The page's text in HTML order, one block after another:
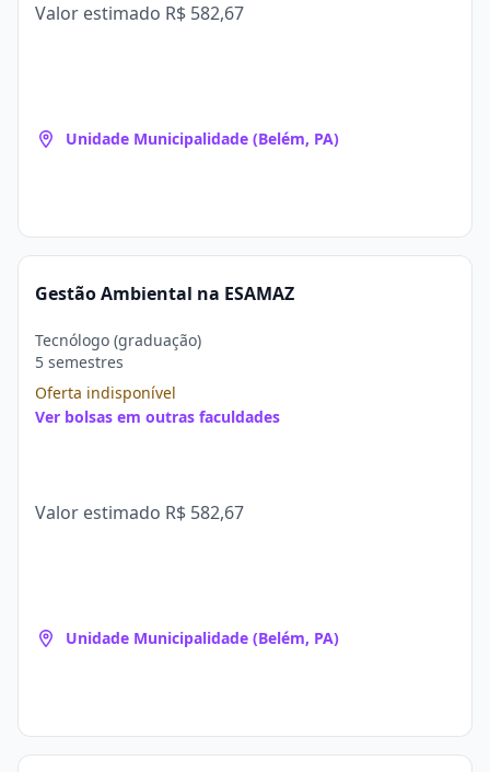
Valor estimado R$ 582,67
Unidade Municipalidade (Belém, PA)
Gestão Ambiental na ESAMAZ
Tecnólogo (graduação)
5 semestres
Oferta indisponível
Ver bolsas em outras faculdades
Valor estimado R$ 582,67
Unidade Municipalidade (Belém, PA)